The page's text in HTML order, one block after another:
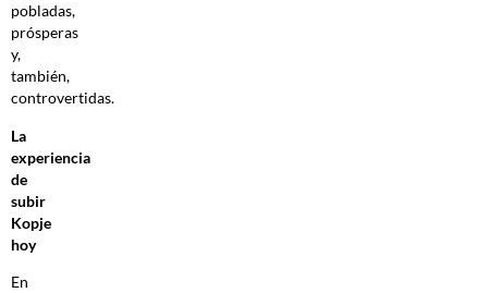
pobladas,
prósperas
y,
también,
controvertidas.
La
experiencia
de
subir
Kopje
hoy
En